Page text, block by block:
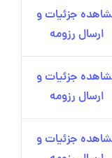
جزئیات و
ارسال رزومه
جزئیات و
ارسال رزومه
جزئیات و